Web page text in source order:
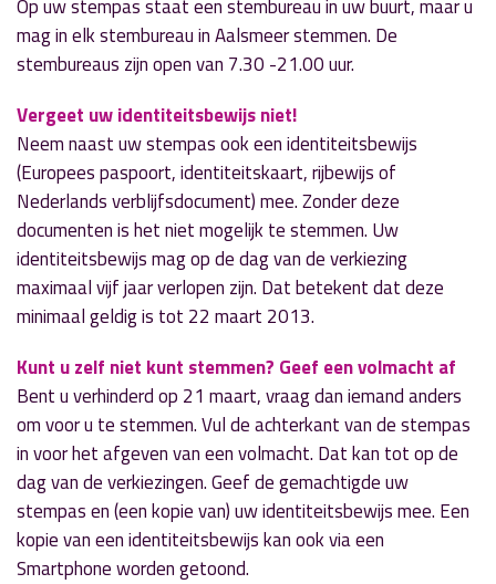
Op uw stempas staat een stembureau in uw buurt, maar u
mag in elk stembureau in Aalsmeer stemmen. De
stembureaus zijn open van 7.30 -21.00 uur.
Vergeet uw identiteitsbewijs niet!
Neem naast uw stempas ook een identiteitsbewijs
(Europees paspoort, identiteitskaart, rijbewijs of
Nederlands verblijfsdocument) mee. Zonder deze
documenten is het niet mogelijk te stemmen. Uw
identiteitsbewijs mag op de dag van de verkiezing
maximaal vijf jaar verlopen zijn. Dat betekent dat deze
minimaal geldig is tot 22 maart 2013.
Kunt u zelf niet kunt stemmen? Geef een volmacht af
Bent u verhinderd op 21 maart, vraag dan iemand anders
om voor u te stemmen. Vul de achterkant van de stempas
in voor het afgeven van een volmacht. Dat kan tot op de
dag van de verkiezingen. Geef de gemachtigde uw
stempas en (een kopie van) uw identiteitsbewijs mee. Een
kopie van een identiteitsbewijs kan ook via een
Smartphone worden getoond.